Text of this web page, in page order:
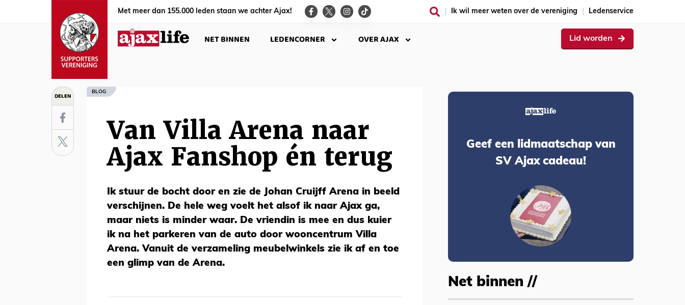
Met meer dan 155.000 leden staan we achter Ajax! Ik wil meer weten over de vereniging Ledenservice
NET BINNEN LEDENCORNER OVER AJAX Lid worden
DELEN BLOG
Van Villa Arena naar
Ajax Fanshop én terug
Ik stuur de bocht door en zie de Johan Cruijff Arena in beeld
verschijnen. De hele weg voelt het alsof ik naar Ajax ga,
maar niets is minder waar. De vriendin is mee en dus kuier
ik na het parkeren van de auto door wooncentrum Villa
Arena. Vanuit de verzameling meubelwinkels zie ik af en toe
een glimp van de Arena.
Geef een lidmaatschap van
SV Ajax cadeau!
Net binnen //